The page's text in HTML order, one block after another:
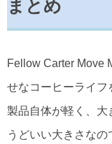
まとめ
Fellow Carter Move
せなコーヒーライフ
製品自体が軽く、大
うどいい大きさな